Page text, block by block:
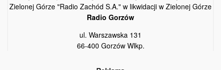
Zielonej Górze "Radio Zachód S.A." w likwidacji w Zielonej Górze
Radio Gorzów
ul. Warszawska 131
66-400 Gorzów Wlkp.